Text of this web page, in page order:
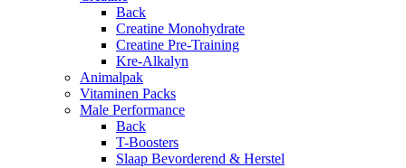
Back
Creatine Monohydrate
Creatine Pre-Training
Kre-Alkalyn
Animalpak
Vitaminen Packs
Male Performance
Back
T-Boosters
Slaap Bevorderend & Herstel